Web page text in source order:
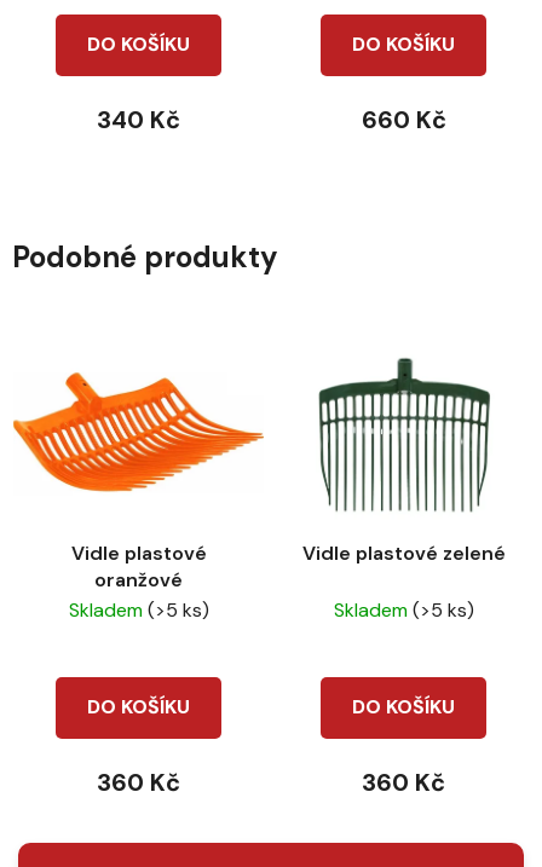
DO KOŠÍKU
340 Kč
DO KOŠÍKU
660 Kč
Podobné produkty
Vidle plastové
oranžové
Skladem(>5 ks)
DO KOŠÍKU
360 Kč
Vidle plastové zelené
Skladem(>5 ks)
DO KOŠÍKU
360 Kč